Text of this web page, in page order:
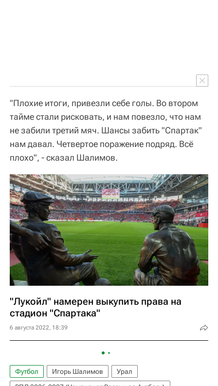
"Плохие итоги, привезли себе голы. Во втором
тайме стали рисковать, и нам повезло, что нам
не забили третий мяч. Шансы забить "Спартак"
нам давал. Четвертое поражение подряд. Всё
плохо", - сказал Шалимов.
"Лукойл" намерен выкупить права на
стадион "Спартака"
6 августа 2022, 18:39
Футбол Игорь Шалимов
Урал